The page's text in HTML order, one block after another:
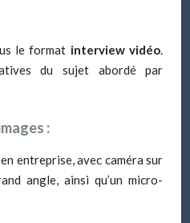
le format interview vidéo.
du sujet abordé par
:
entreprise, avec caméra sur
angle, ainsi qu’un micro-